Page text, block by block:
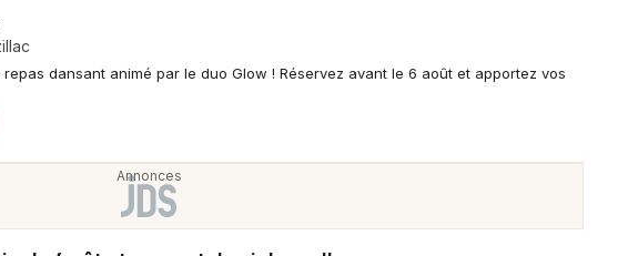
dansant animé par le duo Glow ! Réservez avant le 6 août et apportez vos